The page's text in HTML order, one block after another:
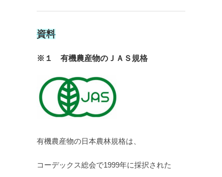
資料
※１ 有機農産物のＪＡＳ規格
有機農産物の日本農林規格は、
コーデックス総会で1999年に採択された